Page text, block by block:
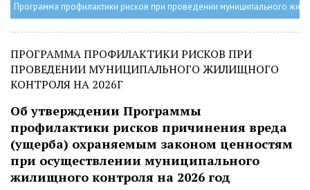
Программа профилактики рисков при проведении муниципального
ПРОГРАММА ПРОФИЛАКТИКИ РИСКОВ ПРИ
ПРОВЕДЕНИИ МУНИЦИПАЛЬНОГО ЖИЛИЩНОГО
КОНТРОЛЯ НА 2026Г
Об утверждении Программы
профилактики рисков причинения вреда
(ущерба) охраняемым законом ценностям
при осуществлении муниципального
жилищного контроля на 2026 год